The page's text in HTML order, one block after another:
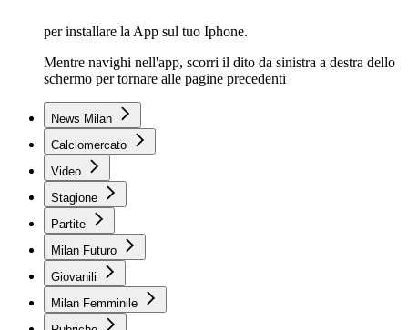
per installare la App sul tuo Iphone.
Mentre navighi nell'app, scorri il dito da sinistra a destra dello
schermo per tornare alle pagine precedenti
News Milan
Calciomercato
Video
Stagione
Partite
Milan Futuro
Giovanili
Milan Femminile